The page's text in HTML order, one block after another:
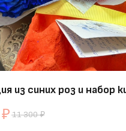
из синих роз и набор
₽ 11 300 ₽